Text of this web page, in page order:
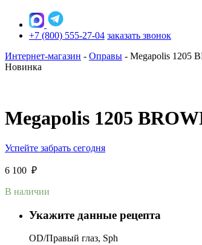
+7 (800) 555-27-04 заказать звонок
Интернет-магазин - Оправы - Megapolis 1205
Новинка
Megapolis 1205
Успейте забрать сегодня
6 100 ₽
В наличии
Укажите данные рецепта
OD/Правый глаз, Sph